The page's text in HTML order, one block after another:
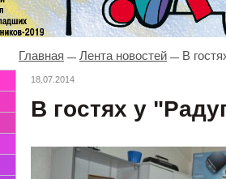
Главная Лента новостей В
18.07.2014
В гостях у